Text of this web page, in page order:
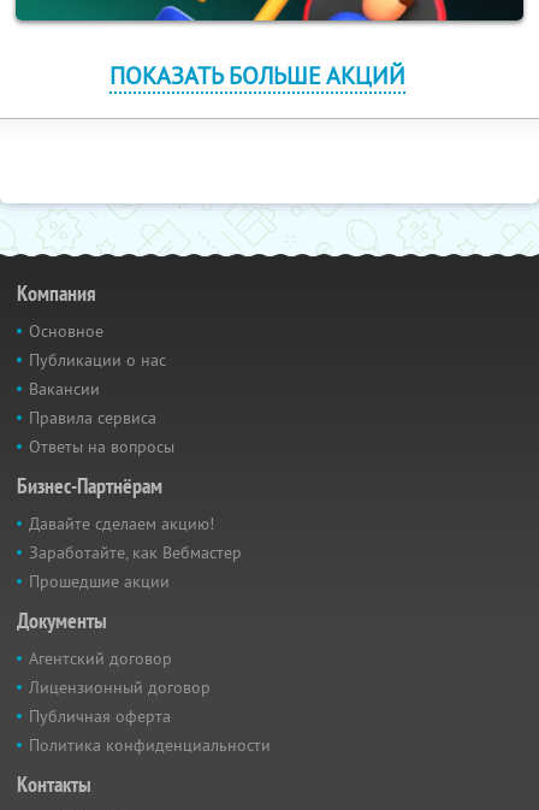
ПОКАЗАТЬ БОЛЬШЕ АКЦИЙ
Компания
Основное
Публикации о нас
Вакансии
Правила сервиса
Ответы на вопросы
Бизнес-Партнёрам
Давайте сделаем акцию!
Заработайте, как Вебмастер
Прошедшие акции
Документы
Агентский договор
Лицензионный договор
Публичная оферта
Политика конфиденциальности
Контакты